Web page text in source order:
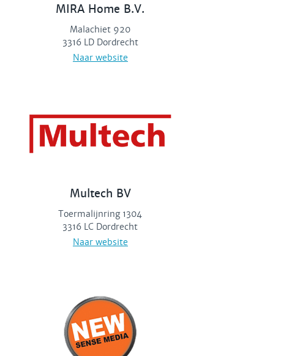
MIRA Home B.V.
Malachiet 920
3316 LD Dordrecht
Naar website
Multech BV
Toermalijnring 1304
3316 LC Dordrecht
Naar website